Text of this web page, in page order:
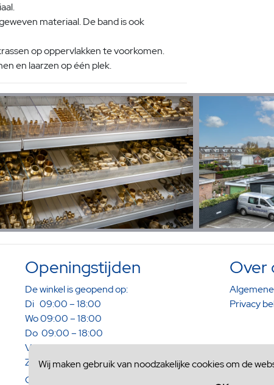
Wij maken gebruik van noodzakelijke cookies om de
materiaal. De band is ook
op oppervlakken te voorkomen.
en laarzen op één plek.
Openingstijden
De winkel is geopend op:
Di 09:00 – 18:00
Wo 09:00 – 18:00
Do 09:00 – 18:00
Vr 09:00 – 18:00
Za 09:00 – 16:00
Op afspraak kunt u buiten deze tijden
Over
Privacy